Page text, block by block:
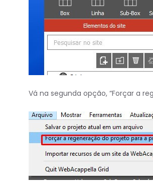
Vá na segunda opção, “Forçar a